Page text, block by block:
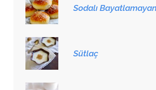
Sodalı
Sütlaç